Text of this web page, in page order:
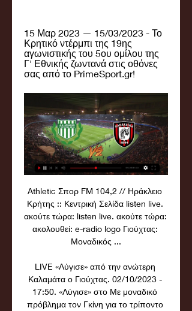
15 Μαρ 2023 — 15/03/2023 - Το
Κρητικό ντέρμπι της 19ης
αγωνιστικής του 5ου ομίλου της
Γ' Εθνικής ζωντανά στις οθόνες
σας από το PrimeSport.gr!
Athletic Σπορ FM 104,2 // Ηράκλειο
Κρήτης :: Κεντρική Σελίδα listen live.
ακούτε τώρα: listen live. ακούτε τώρα:
ακολουθεί: e-radio logo Γιούχτας:
Μοναδικός ...
LIVE «Λύγισε» από την ανώτερη
Καλαμάτα ο Γιούχτας. 02/10/2023 -
17:50. «Λύγισε» στο Με μοναδικό
πρόβλημα τον Γκίνη για το τρίποντο